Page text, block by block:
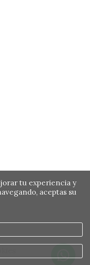
tu experiencia y
aceptas su